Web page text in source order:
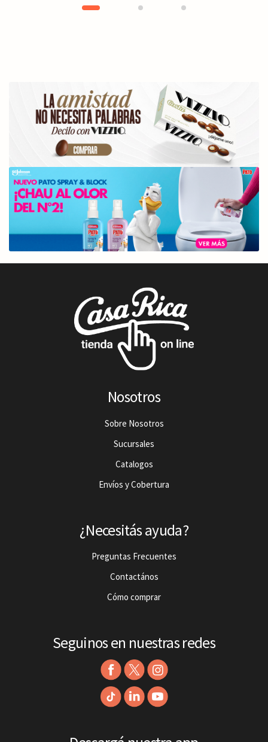
Nosotros
Sobre Nosotros
Sucursales
Catalogos
Envíos y Cobertura
¿Necesitás ayuda?
Preguntas Frecuentes
Contactános
Cómo comprar
Seguinos en nuestras redes